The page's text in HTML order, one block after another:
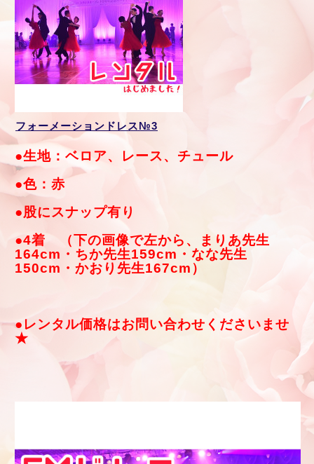
フォーメーションドレス№3
●生地：ベロア、レース、チュール
●色：赤
●股にスナップ有り
●4着 （下の画像で左から、まりあ先生
164cm・ちか先生159cm・なな先生
150cm・かおり先生167cm）
●レンタル価格はお問い合わせくださいませ
★